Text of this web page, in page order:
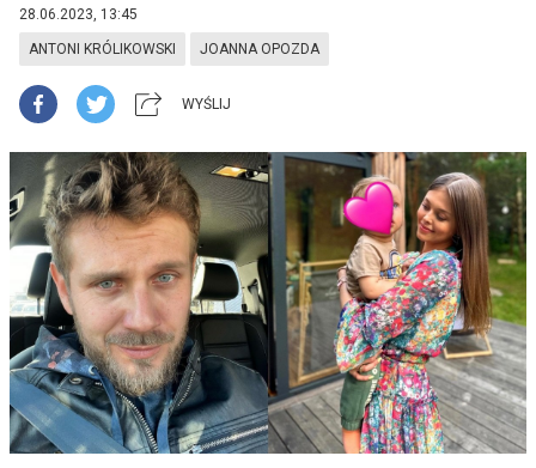
28.06.2023, 13:45
ANTONI KRÓLIKOWSKI JOANNA OPOZDA
WYŚLIJ